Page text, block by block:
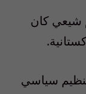
شيعي كان
سياسي